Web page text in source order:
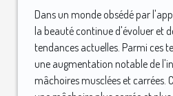
Dans un monde obsédé par
la beauté continue d'évoluer et
tendances actuelles. Parmi ces
une augmentation notable de
mâchoires musclées et carrées.